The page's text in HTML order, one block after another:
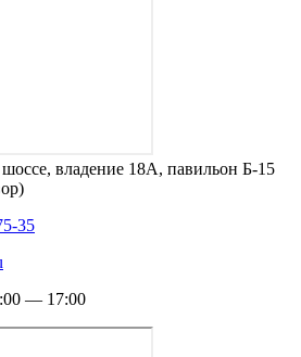
владение 18А, павильон Б-15
35
— 17:00